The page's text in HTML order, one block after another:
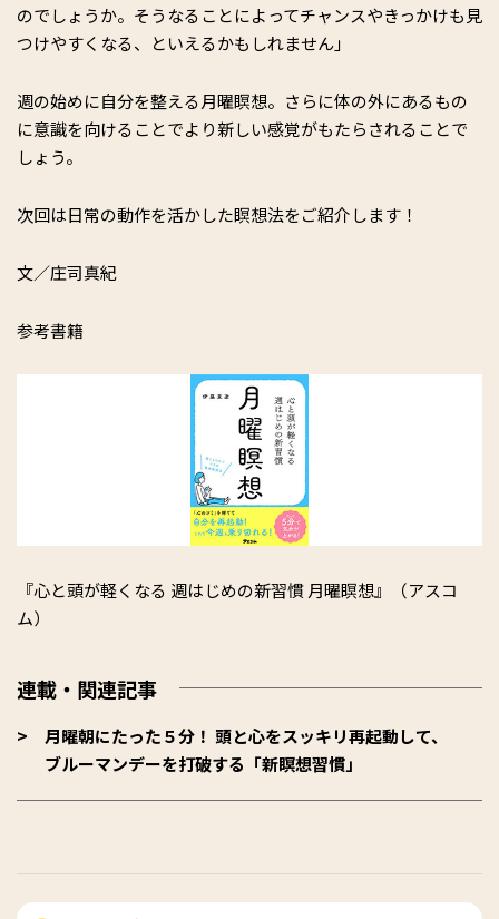
のでしょうか。そうなることによってチャンスやきっかけも見
つけやすくなる、といえるかもしれません」
週の始めに自分を整える月曜瞑想。さらに体の外にあるもの
に意識を向けることでより新しい感覚がもたらされることで
しょう。
次回は日常の動作を活かした瞑想法をご紹介します！
文／庄司真紀
参考書籍
『心と頭が軽くなる 週はじめの新習慣 月曜瞑想』（アスコ
ム）
連載・関連記事
月曜朝にたった５分！ 頭と心をスッキリ再起動して、
ブルーマンデーを打破する「新瞑想習慣」